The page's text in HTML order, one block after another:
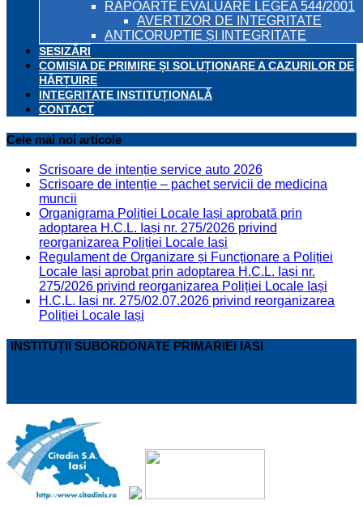
RAPOARTE EVALUARE LEGEA 544/2001
AVERTIZOR DE INTEGRITATE
ANTICORUPȚIE ȘI INTEGRITATE
SESIZĂRI
COMISIA DE PRIMIRE ȘI SOLUȚIONARE A CAZURILOR DE
HĂRȚUIRE
INTEGRITATE INSTITUȚIONALĂ
CONTACT
Cele mai noi articole
Scrisoare de intenție service auto 2026
Scrisoare de intenție – pachet servicii de medicina
muncii
Organigrama Poliției Locale Iași aprobată prin
adoptarea H.C.L. Iași nr. 275/2026 privind
reorganizarea Poliției Locale Iași
Regulament de Organizare și Funcționare a Poliției
Locale Iași aprobat prin adoptarea H.C.L. Iași nr.
275/2026 privind reorganizarea Poliției Locale Iași
H.C.L. Iași nr. 275/02.07.2026 privind reorganizarea
Poliției Locale Iași
INSTITUȚII SUBORDONATE PRIMARIEI IASI